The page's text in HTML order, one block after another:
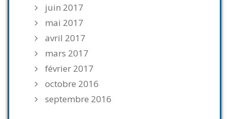
juin 2017
mai 2017
avril 2017
mars 2017
février 2017
octobre 2016
septembre 2016